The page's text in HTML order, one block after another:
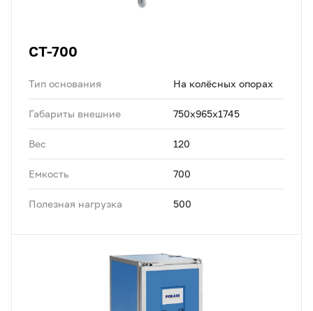
CT-700
Тип основания На колёсных опорах
Габариты внешние 750x965x1745
Вес 120
Емкость 700
Полезная нагрузка 500